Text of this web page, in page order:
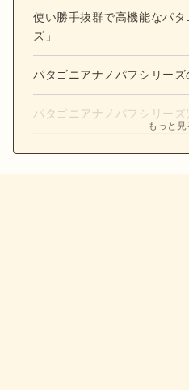
使い勝手抜群で高機能なパ
ズ」
パタゴニアナノパフシリーズ
パタゴニアナノパフシリーズ
もっと見